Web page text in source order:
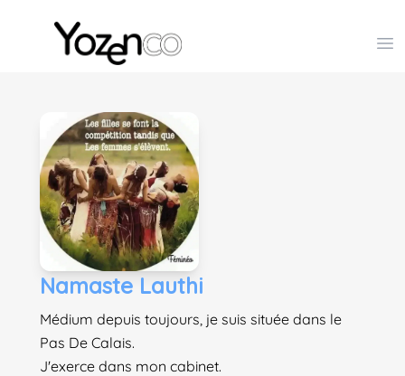
Yozenco - Organisateur de Salons, Evénements et
Namaste Lauthi
Médium depuis toujours, je suis située dans le
Pas De Calais.
J'exerce dans mon cabinet.